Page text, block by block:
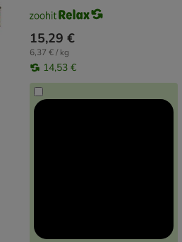
15,29 €
6,37 € / kg
14,53 €